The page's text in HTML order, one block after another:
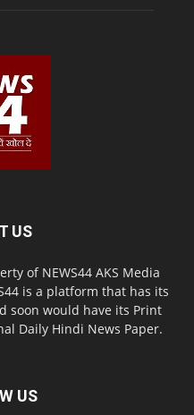
US
of NEWS44 AKS Media
is a platform that has its
soon would have its Print
Daily Hindi News Paper.
US